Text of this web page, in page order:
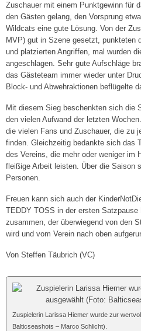
Ergebnisse
2. Herren
3. Herren
Breitensport »
Herren I („Dynamo
Herren II („VC-
Mixed I („Die
Mixed III („VC-Lok“)
Mixed IV („Die
Mixed V („VC-IB“)
Jugend »
Wildcats Talente U18 w
Wildcats Talente U16 w
Zuschauer mit einem Punktgewinn für
den Gästen gelang, den Vorsprung
Wildcats eine gute Lösung. Von der
MVP) gut in Szene gesetzt, punkteten
und platzierten Angriffen, mal wurden
angeschlagen. Sehr gute Aufschläge
das Gästeteam immer wieder unter
Block- und Abwehraktionen beflügelte
Mit diesem Sieg beschenkten sich die
den vielen Aufwand der letzten
die vielen Fans und Zuschauer, die zu
finden. Gleichzeitig bedankte sich das
des Vereins, die mehr oder weniger im
fleißige Arbeit leisten. Über die Saison
Personen.
Freuen kann sich auch der
TEDDY TOSS in der ersten
zusammen, der überwiegend von den
wird und vom Verein nach oben
Von Steffen Täubrich (VC)
Zuspielerin Larissa Hiemer wurde zur
Balticseashots – Marco Schlicht).